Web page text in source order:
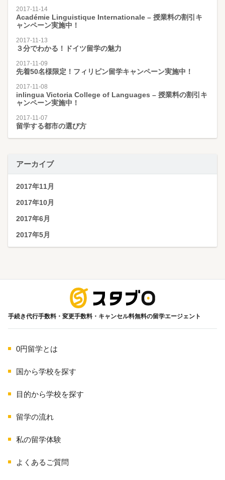
2017-11-14
Académie Linguistique Internationale – 授業料の割引キ
ャンペーン実施中！
2017-11-13
３分でわかる！ドイツ留学の魅力
2017-11-09
先着50名様限定！フィリピン留学キャンペーン実施中！
2017-11-08
inlingua Victoria College of Languages – 授業料の割引キ
ャンペーン実施中！
2017-11-07
留学する都市の選び方
アーカイブ
2017年11月
2017年10月
2017年6月
2017年5月
手続き代行手数料・変更手数料・キャンセル料無料の留学エージェント
0円留学とは
国から学校を探す
目的から学校を探す
留学の流れ
私の留学体験
よくあるご質問